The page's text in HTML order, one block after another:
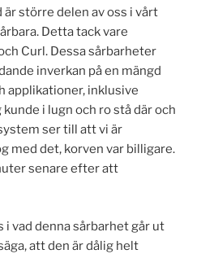
större delen av oss i vårt
Detta tack vare
Curl. Dessa sårbarheter
inverkan på en mängd
applikationer, inklusive
i lugn och ro stå där och
ser till att vi är
med det, korven var billigare.
senare efter att
vad denna sårbarhet går ut
att den är dålig helt